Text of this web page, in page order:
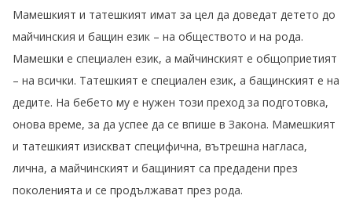
Мамешкият и татешкият имат за цел да доведат детето до
майчинския и бащин език – на обществото и на рода.
Мамешки е специален език, а майчинският е общоприетият
– на всички. Татешкият е специален език, а бащинският е на
дедите. На бебето му е нужен този преход за подготовка,
онова време, за да успее да се впише в Закона. Мамешкият
и татешкият изискват специфична, вътрешна нагласа,
лична, а майчинският и бащиният са предадени през
поколенията и се продължават през рода.